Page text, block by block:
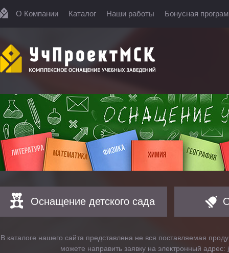
О Компании Каталог Наши работы Бонусная
Оснащение детского сада
В каталоге нашего сайта представлена не вся поставляемая
можете направить заявку на электронный адрес: